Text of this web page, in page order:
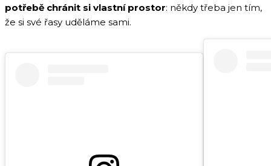
potřebě chránit si vlastní prostor: někdy třeba jen tím,
že si své řasy uděláme sami.